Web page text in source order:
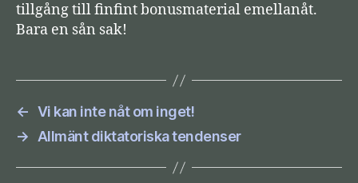
tillgång till finfint bonusmaterial emellanåt.
Bara en sån sak!
← Vi kan inte nåt om inget!
→
Allmänt diktatoriska tendenser